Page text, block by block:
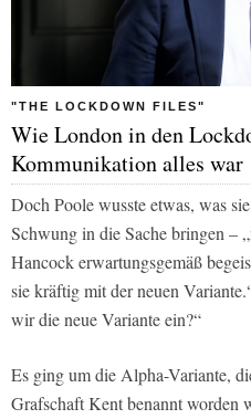
"THE LOCKDOWN FILES"
Wie London in den
Kommunikation alles war
Doch Poole wusste etwas, was
Schwung in die Sache bringen –
Hancock erwartungsgemäß
sie kräftig mit der neuen
wir die neue Variante ein?“
Es ging um die Alpha-Variante,
Grafschaft Kent benannt worden